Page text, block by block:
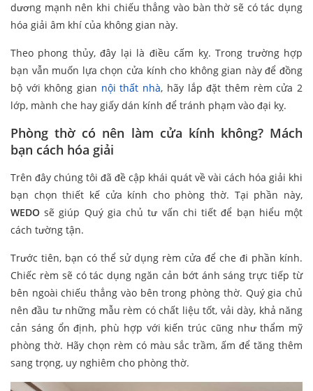
dương mạnh nên khi chiếu thẳng vào bàn thờ sẽ có tác dụng
hóa giải âm khí của không gian này.
Theo phong thủy, đây lại là điều cấm kỵ. Trong trường hợp
bạn vẫn muốn lựa chọn cửa kính cho không gian này để đồng
bộ với không gian nội thất nhà, hãy lắp đặt thêm rèm cửa 2
lớp, mành che hay giấy dán kính để tránh phạm vào đại kỵ.
Phòng thờ có nên làm cửa kính không? Mách
bạn cách hóa giải
Trên đây chúng tôi đã đề cập khái quát về vài cách hóa giải khi
bạn chọn thiết kế cửa kính cho phòng thờ. Tại phần này,
WEDO sẽ giúp Quý gia chủ tư vấn chi tiết để bạn hiểu một
cách tường tận.
Trước tiên, bạn có thể sử dụng rèm cửa để che đi phần kính.
Chiếc rèm sẽ có tác dụng ngăn cản bớt ánh sáng trực tiếp từ
bên ngoài chiếu thẳng vào bên trong phòng thờ. Quý gia chủ
nên đầu tư những mẫu rèm có chất liệu tốt, vải dày, khả năng
cản sáng ổn định, phù hợp với kiến trúc cũng như thẩm mỹ
phòng thờ. Hãy chọn rèm có màu sắc trầm, ấm để tăng thêm
sang trọng, uy nghiêm cho phòng thờ.